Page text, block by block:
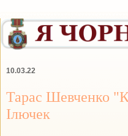
10.03.22
Тарас Шевченко
Ілючек